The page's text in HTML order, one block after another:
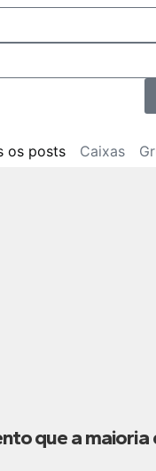
Caixas
os posts
que a maioria